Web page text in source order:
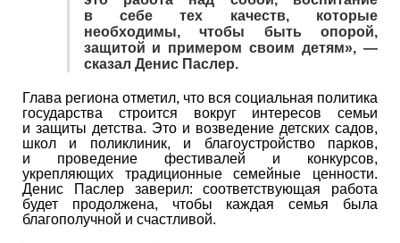
в себе тех качеств, которые
необходимы, чтобы быть опорой,
защитой и примером своим детям», —
сказал Денис Паслер.
Глава региона отметил, что вся социальная политика
государства строится вокруг интересов семьи
и защиты детства. Это и возведение детских садов,
школ и поликлиник, и благоустройство парков,
и проведение фестивалей и конкурсов,
укрепляющих традиционные семейные ценности.
Денис Паслер заверил: соответствующая работа
будет продолжена, чтобы каждая семья была
благополучной и счастливой.